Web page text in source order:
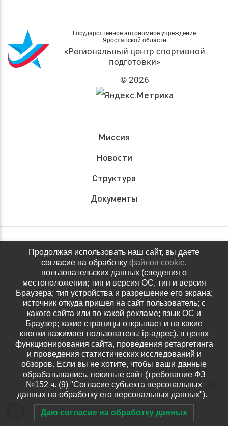
Государственное автономное учреждение
Ярославской области
«Региональный центр спортивной
подготовки»
© 2026
Миссия
Новости
Структура
Документы
Обращения граждан
Антидопинговое обеспечение
Контакты
Политика конфиденциальности
НАШИ СОЦ.СЕТИ
Продолжая использовать наш сайт, вы даете
согласие на обработку файлов cookie,
пользовательских данных (сведения о
местоположении; тип и версия ОС, тип и версия
Браузера; тип устройства и разрешение его экрана;
источник откуда пришел на сайт пользователь; с
какого сайта или по какой рекламе; язык ОС и
Браузер; какие страницы открывает и на какие
кнопки нажимает пользователь; ip-адрес). в целях
функционирования сайта, проведения ретаргетинга
и проведения статистических исследований и
обзоров. Если вы не хотите, чтобы ваши данные
обрабатывались, покиньте сайт (требование ФЗ
№152 ч. (9) "Согласие субъекта персональных
данных на обработку его персональных данных").
Даю согласие на обработку данных